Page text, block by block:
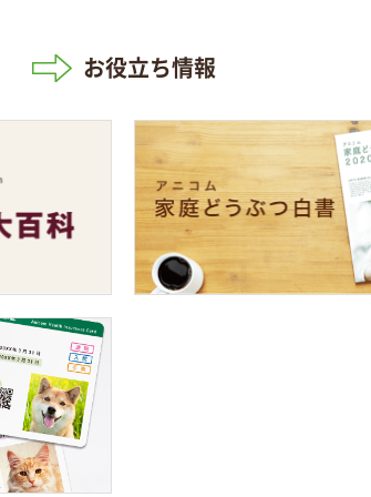
お役立ち情報